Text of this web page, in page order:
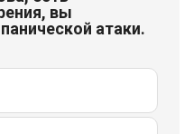
вы
атаки.